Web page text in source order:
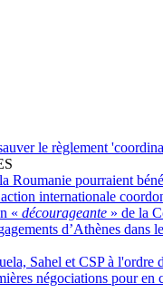
le règlement
Roumanie pourraient
internationale
« décourageante » de la
d’Athènes dans
Sahel et CSP à l'ordre
négociations pour